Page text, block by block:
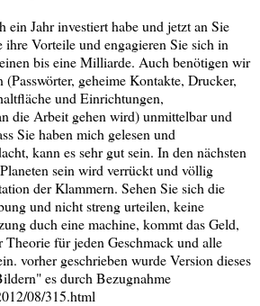
ein Jahr investiert habe und jetzt an Sie
ihre Vorteile und engagieren Sie sich in
bis eine Milliarde. Auch benötigen wir
(Passwörter, geheime Kontakte, Drucker,
und Einrichtungen,
die Arbeit gehen wird) unmittelbar und
Sie haben mich gelesen und
kann es sehr gut sein. In den nächsten
sein wird verrückt und völlig
der Klammern. Sehen Sie sich die
und nicht streng urteilen, keine
duch eine machine, kommt das Geld,
Theorie für jeden Geschmack und alle
vorher geschrieben wurde Version dieses
es durch Bezugnahme
08/315.html